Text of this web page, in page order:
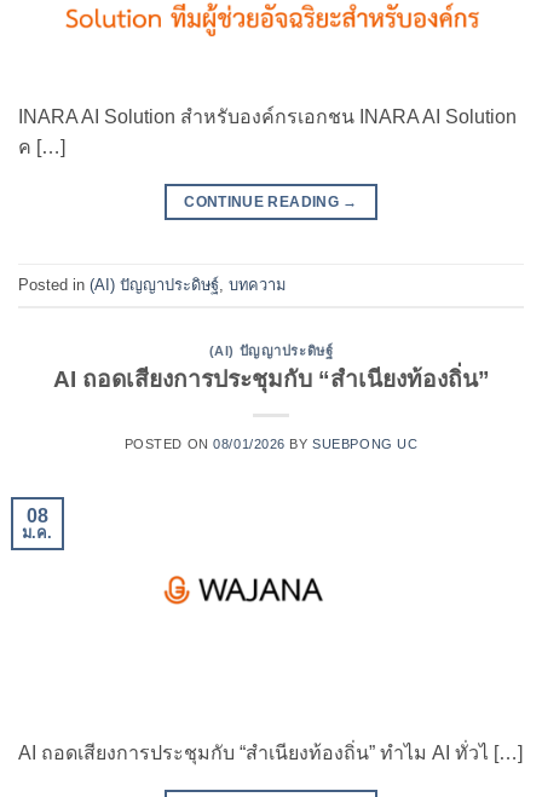
INARA AI Solution สำหรับองค์กรเอกชน INARA AI Solution
ค […]
CONTINUE READING →
Posted in (AI) ปัญญาประดิษฐ์ บทความ
(AI) ปัญญาประดิษฐ์
AI ถอดเสียงการประชุมกับ “สำเนียงท้องถิ่น”
POSTED ON08/01/2026 BYSUEBPONG UC
08
ม.ค.
AI ถอดเสียงการประชุมกับ “สำเนียงท้องถิ่น” ทำไม AI ทั่วไ […]